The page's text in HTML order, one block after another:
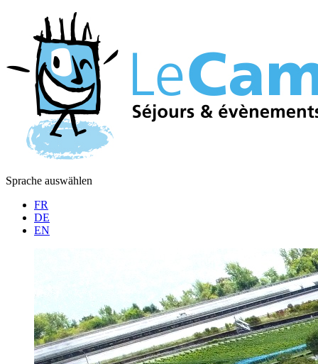
Sprache auswählen
FR
DE
EN